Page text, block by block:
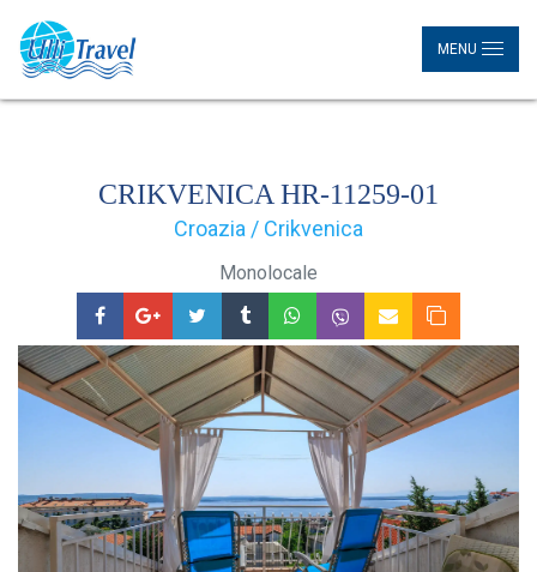
MENU
CRIKVENICA HR-11259-01
Croazia / Crikvenica
Monolocale